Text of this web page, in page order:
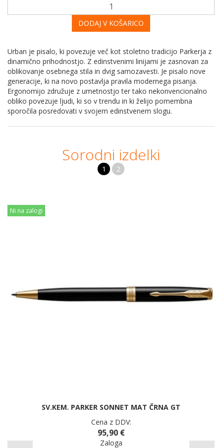
DODAJ V KOŠARICO
Urban je pisalo, ki povezuje več kot stoletno tradicijo Parkerja z
dinamično prihodnostjo. Z edinstvenimi linijami je zasnovan za
oblikovanje osebnega stila in dvig samozavesti. Je pisalo nove
generacije, ki na novo postavlja pravila modernega pisanja.
Ergonomijo združuje z umetnostjo ter tako nekonvencionalno
obliko povezuje ljudi, ki so v trendu in ki želijo pomembna
sporočila posredovati v svojem edinstvenem slogu.
Sorodni izdelki
1 2
Ni na zalogi
SV.KEM. PARKER SONNET MAT ČRNA GT
Cena z DDV:
95,90 €
Zaloga